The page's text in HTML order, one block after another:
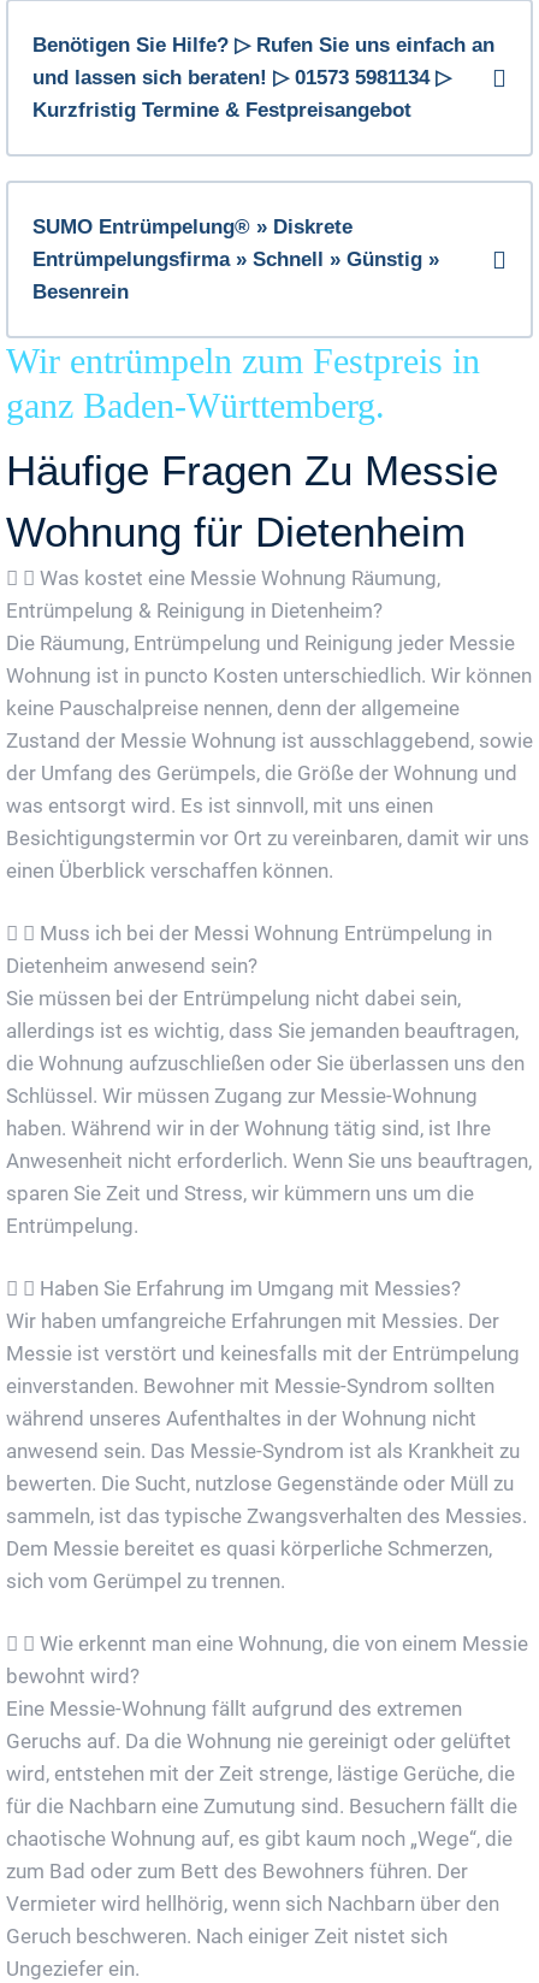
Benötigen Sie Hilfe? ▷ Rufen Sie uns einfach an
und lassen sich beraten! ▷ 01573 5981134 ▷
Kurzfristig Termine & Festpreisangebot
SUMO Entrümpelung® » Diskrete
Entrümpelungsfirma » Schnell » Günstig »
Besenrein
Wir entrümpeln zum Festpreis in
ganz Baden-Württemberg.
Häufige Fragen Zu Messie
Wohnung für Dietenheim
Was kostet eine Messie Wohnung Räumung,
Entrümpelung & Reinigung in Dietenheim?
Die Räumung, Entrümpelung und Reinigung jeder Messie
Wohnung ist in puncto Kosten unterschiedlich. Wir können
keine Pauschalpreise nennen, denn der allgemeine
Zustand der Messie Wohnung ist ausschlaggebend, sowie
der Umfang des Gerümpels, die Größe der Wohnung und
was entsorgt wird. Es ist sinnvoll, mit uns einen
Besichtigungstermin vor Ort zu vereinbaren, damit wir uns
einen Überblick verschaffen können.
Muss ich bei der Messi Wohnung Entrümpelung in
Dietenheim anwesend sein?
Sie müssen bei der Entrümpelung nicht dabei sein,
allerdings ist es wichtig, dass Sie jemanden beauftragen,
die Wohnung aufzuschließen oder Sie überlassen uns den
Schlüssel. Wir müssen Zugang zur Messie-Wohnung
haben. Während wir in der Wohnung tätig sind, ist Ihre
Anwesenheit nicht erforderlich. Wenn Sie uns beauftragen,
sparen Sie Zeit und Stress, wir kümmern uns um die
Entrümpelung.
Haben Sie Erfahrung im Umgang mit Messies?
Wir haben umfangreiche Erfahrungen mit Messies. Der
Messie ist verstört und keinesfalls mit der Entrümpelung
einverstanden. Bewohner mit Messie-Syndrom sollten
während unseres Aufenthaltes in der Wohnung nicht
anwesend sein. Das Messie-Syndrom ist als Krankheit zu
bewerten. Die Sucht, nutzlose Gegenstände oder Müll zu
sammeln, ist das typische Zwangsverhalten des Messies.
Dem Messie bereitet es quasi körperliche Schmerzen,
sich vom Gerümpel zu trennen.
Wie erkennt man eine Wohnung, die von einem Messie
bewohnt wird?
Eine Messie-Wohnung fällt aufgrund des extremen
Geruchs auf. Da die Wohnung nie gereinigt oder gelüftet
wird, entstehen mit der Zeit strenge, lästige Gerüche, die
für die Nachbarn eine Zumutung sind. Besuchern fällt die
chaotische Wohnung auf, es gibt kaum noch „Wege“, die
zum Bad oder zum Bett des Bewohners führen. Der
Vermieter wird hellhörig, wenn sich Nachbarn über den
Geruch beschweren. Nach einiger Zeit nistet sich
Ungeziefer ein.